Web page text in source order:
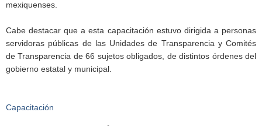
mexiquenses.
Cabe destacar que a esta capacitación estuvo dirigida a personas
servidoras públicas de las Unidades de Transparencia y Comités
de Transparencia de 66 sujetos obligados, de distintos órdenes del
gobierno estatal y municipal.
Capacitación